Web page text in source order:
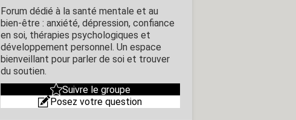
Forum dédié à la santé mentale et au
bien-être : anxiété, dépression, confiance
en soi, thérapies psychologiques et
développement personnel. Un espace
bienveillant pour parler de soi et trouver
du soutien.
Suivre le groupe
Posez votre question